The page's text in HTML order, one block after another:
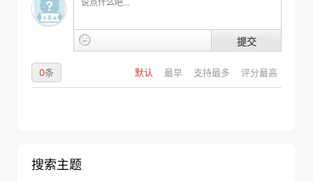
提交
默认 最早 支持最多 评分最高
0条
搜索主题